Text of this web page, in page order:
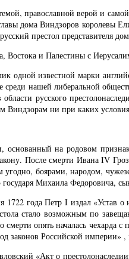
православной верой и
дома Виндзоров королевы
престол представителя
Востока и Палестины с
одной известной марки
среди нашей либеральной
русского
ни при каких
основанный на родовом
После смерти Ивана IV
угодно, боярами, народом,
Михаила Федоровича,
года Петр I издал «Устав
стало возможным по
смерти опять началась
законов Российской
«Акт о